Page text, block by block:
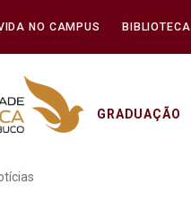
NO CAMPUS BIBLIOTECA
GRADUAÇÃO
- Unicap